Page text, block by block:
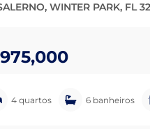
WINTER PARK, FL
4 quartos 6 banheiros